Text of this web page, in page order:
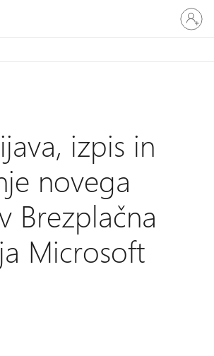
Vpišite
se
v
račun
izpis in
novega
Brezplačna
Microsoft